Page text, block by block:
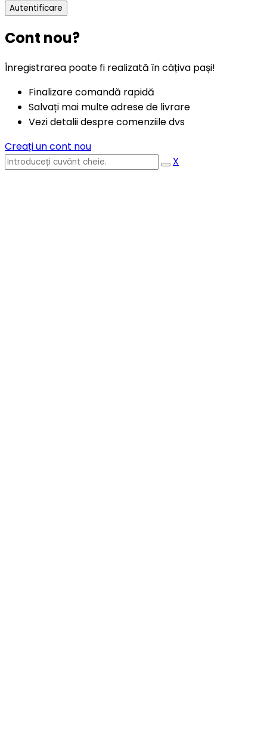
Cont nou?
Înregistrarea poate fi realizată în câțiva pași!
Finalizare comandă rapidă
Salvați mai multe adrese de livrare
Vezi detalii despre comenziile dvs
Creați un cont nou
X